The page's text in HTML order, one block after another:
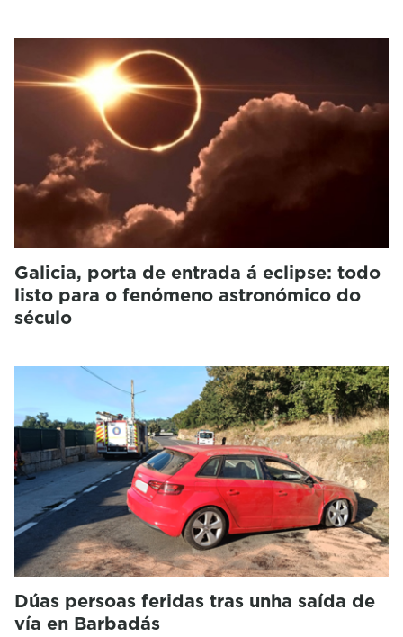
Galicia, porta de entrada á eclipse: todo
listo para o fenómeno astronómico do
século
Dúas persoas feridas tras unha saída de
vía en Barbadás